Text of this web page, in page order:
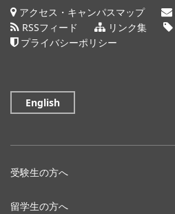
アクセス・キャンパスマップ
RSSフィード
リンク集
プライバシーポリシー
English
受験生の方へ
留学生の方へ